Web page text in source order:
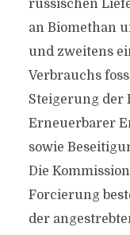
russischen
an Biomethan
und zweitens
Verbrauchs
Steigerung der
Erneuerbarer
sowie
Die
Forcierung
der